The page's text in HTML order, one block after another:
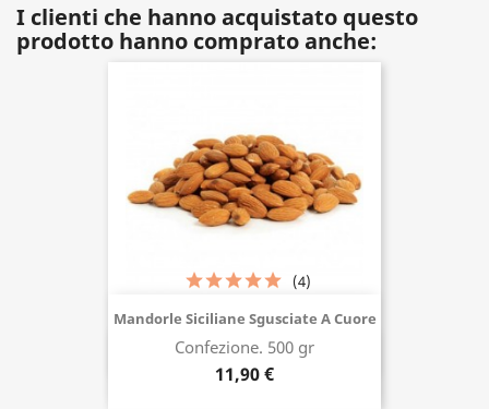
I clienti che hanno acquistato questo
prodotto hanno comprato anche:
Mandorle Siciliane Sgusciate A Cuore
Confezione. 500 gr
11,90 €
(4)
Acquista ora